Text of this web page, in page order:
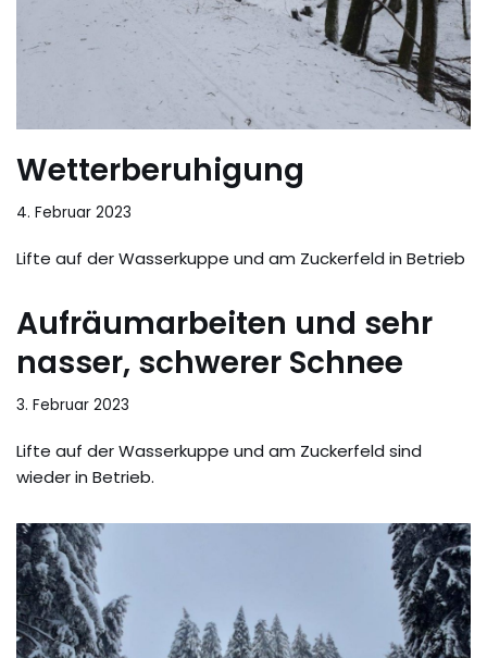
Wetterberuhigung
4. Februar 2023
Lifte auf der Wasserkuppe und am Zuckerfeld in Betrieb
Aufräumarbeiten und sehr
nasser, schwerer Schnee
3. Februar 2023
Lifte auf der Wasserkuppe und am Zuckerfeld sind
wieder in Betrieb.